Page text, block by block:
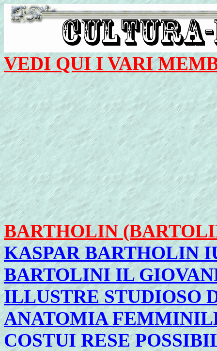
VEDI QUI I VARI
BARTHOLIN
KASPAR BARTHOLIN
BARTOLINI IL
ILLUSTRE STUDIOSO
ANATOMIA
COSTUI RESE